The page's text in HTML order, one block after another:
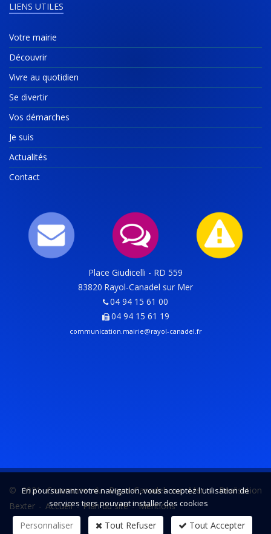
LIENS UTILES
Votre mairie
Découvrir
Vivre au quotidien
Se divertir
Vos démarches
Je suis
Actualités
Contact
Place Giudicelli - RD 559
83820 Rayol-Canadel sur Mer
04 94 15 61 00
04 94 15 61 19
communication.mairie@rayol-canadel.fr
© 2021 Commune du Rayol-Canadel sur Mer -Réalisation
Bexter - Accueil- Plan du site-Mentions
En poursuivant votre navigation, vous acceptez l'utilisation de
services tiers pouvant installer des cookies
Personnaliser Tout Refuser Tout Accepter